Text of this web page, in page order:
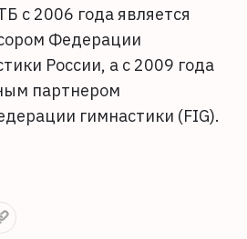
с 2006 года является
Федерации
России, а с 2009 года
партнером
гимнастики (FIG).